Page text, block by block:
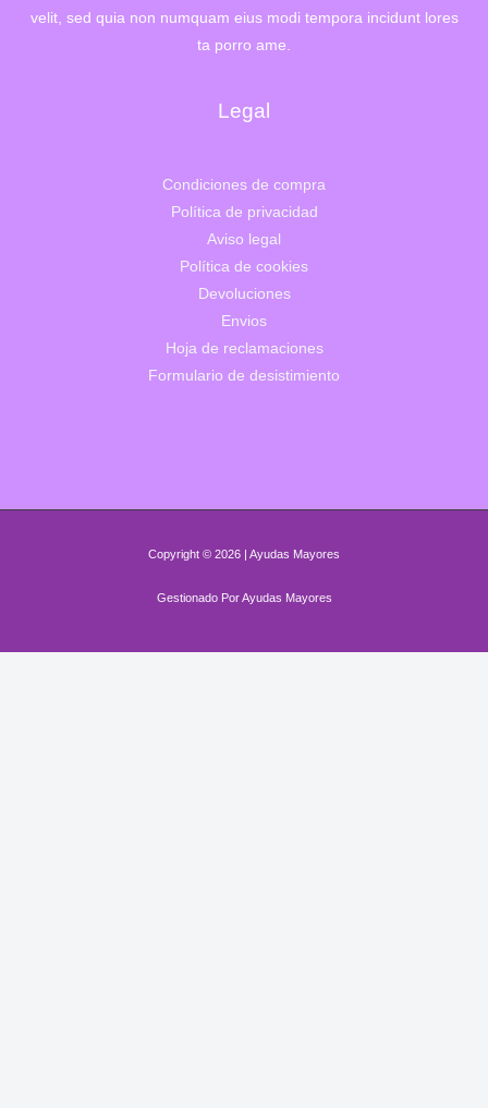
velit, sed quia non numquam eius modi tempora incidunt lores
ta porro ame.
Legal
Condiciones de compra
Política de privacidad
Aviso legal
Política de cookies
Devoluciones
Envios
Hoja de reclamaciones
Formulario de desistimiento
Copyright © 2026 | Ayudas Mayores
Gestionado Por Ayudas Mayores